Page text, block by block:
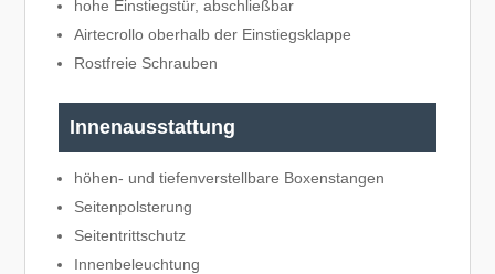
hohe Einstiegstür, abschließbar
Airtecrollo oberhalb der Einstiegsklappe
Rostfreie Schrauben
Innenausstattung
höhen- und tiefenverstellbare Boxenstangen
Seitenpolsterung
Seitentrittschutz
Innenbeleuchtung